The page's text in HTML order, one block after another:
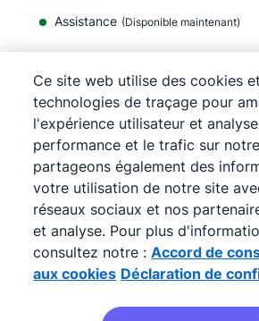
Assistance (Disponible maintenant)
©2026Pipedrive
Pipedrive
Conditions d'utilisation
Pipedrive
Politique de confidentialité
Plan du site
Accord de consentement aux cookies
Préférences de cookies
Pipedrive est un CRM en ligne pour la
Ce site web utilise des cookies
technologies de traçage pour
l'expérience utilisateur et
performance et le trafic sur
partageons également des
votre utilisation de notre site
réseaux sociaux et nos
et analyse. Pour plus
consultez notre : Accord de
aux cookies Déclaration de